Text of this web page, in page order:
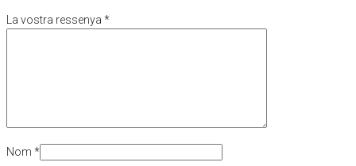
La vostra ressenya *
Nom *